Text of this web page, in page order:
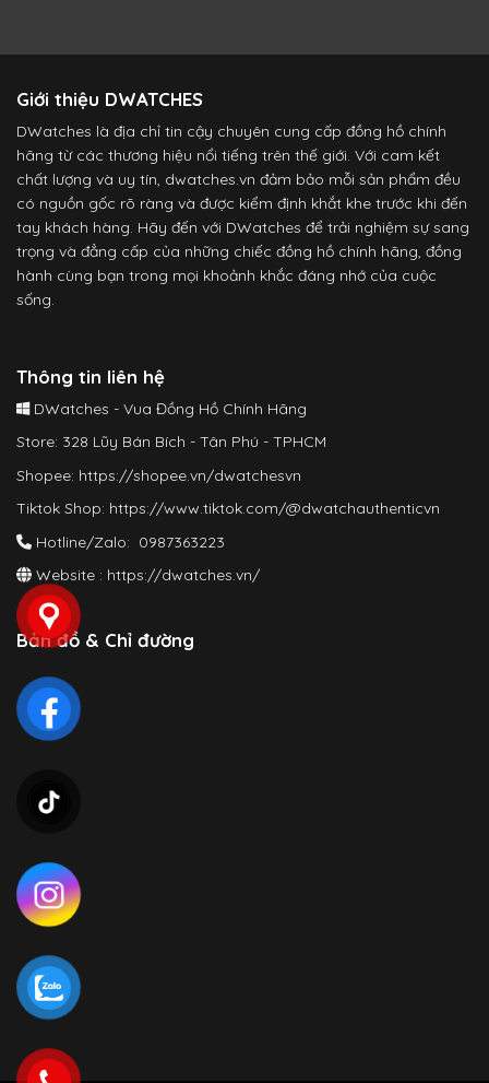
Giới thiệu DWATCHES
DWatches là địa chỉ tin cậy chuyên cung cấp đồng hồ chính
hãng từ các thương hiệu nổi tiếng trên thế giới. Với cam kết
chất lượng và uy tín, dwatches.vn đảm bảo mỗi sản phẩm đều
có nguồn gốc rõ ràng và được kiểm định khắt khe trước khi đến
tay khách hàng. Hãy đến với DWatches để trải nghiệm sự sang
trọng và đẳng cấp của những chiếc đồng hồ chính hãng, đồng
hành cùng bạn trong mọi khoảnh khắc đáng nhớ của cuộc
sống.
Thông tin liên hệ
DWatches - Vua Đồng Hồ Chính Hãng
Store: 328 Lũy Bán Bích - Tân Phú - TPHCM
Shopee: https://shopee.vn/dwatchesvn
Tiktok Shop: https://www.tiktok.com/@dwatchauthenticvn
Hotline/Zalo: 0987363223
Website : https://dwatches.vn/
Bản đồ & Chỉ đường